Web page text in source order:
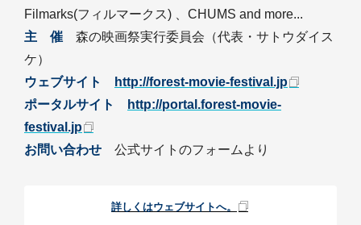
Filmarks(フィルマークス) 、CHUMS and more...
主 催 森の映画祭実行委員会（代表・サトウダイス
ケ）
ウェブサイト
http://forest-movie-festival.jp
ポータルサイト
http://portal.forest-movie-
festival.jp
お問い合わせ 公式サイトのフォームより
詳しくはウェブサイトへ。